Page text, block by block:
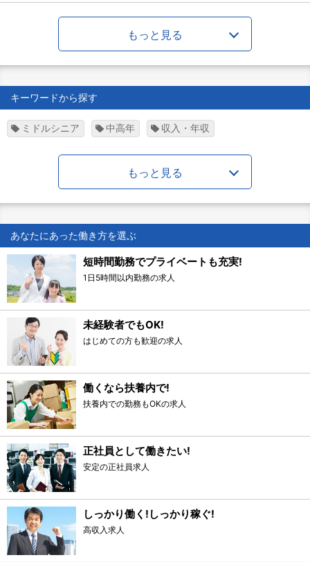
もっと見る
キーワードから探す
ミドルシニア 中高年 収入・年収
もっと見る
あなたにあった働き方を選ぶ
短時間勤務でプライベートも充実!
1日5時間以内勤務の求人
未経験者でもOK!
はじめての方も歓迎の求人
働くなら扶養内で!
扶養内での勤務もOKの求人
正社員として働きたい!
安定の正社員求人
しっかり働く!しっかり稼ぐ!
高収入求人